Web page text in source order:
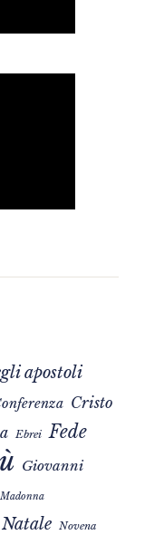
apostoli
Cristo
Ebrei Fede
Giovanni
Madonna
Natale Novena